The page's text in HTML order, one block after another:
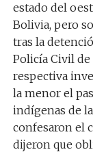
estado del
Bolivia, pero
tras la
Policía Civil de
respectiva
la menor el
indígenas de
confesaron el
dijeron que